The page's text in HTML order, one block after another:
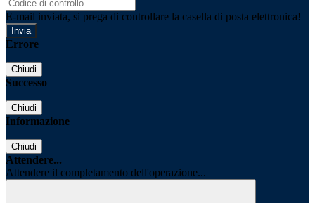
E-mail inviata, si prega di controllare la casella di posta elettronica!
Errore
Chiudi
Successo
Chiudi
Informazione
Chiudi
Attendere...
Attendere il completamento dell'operazione...